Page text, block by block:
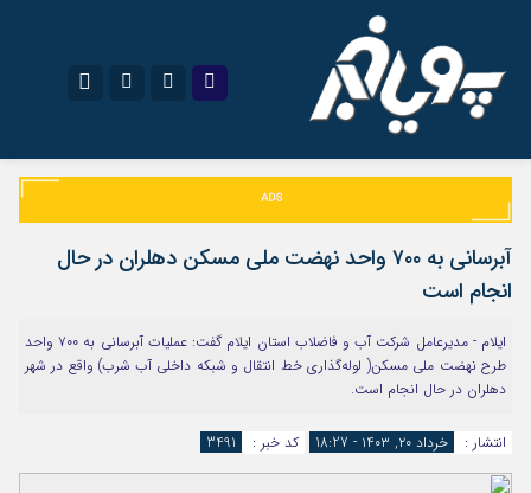
اینستاگرام
تلگرام
سروش
ایتا
آپارات
نام کاربری یا نشانی ایمیل
رمز عبور
مرا به خاطر بسپار
آبرسانی به ۷۰۰ واحد نهضت ملی مسکن دهلران در حال
انجام است
ایلام - مدیرعامل شرکت آب و فاضلاب استان ایلام گفت: عملیات آبرسانی به ۷۰۰ واحد
طرح نهضت ملی مسکن( لوله‌گذاری خط انتقال و شبکه داخلی آب شرب) واقع در شهر
دهلران در حال انجام است.
انتشار : خرداد ۲۰, ۱۴۰۳ - 18:27 کد خبر : 3491